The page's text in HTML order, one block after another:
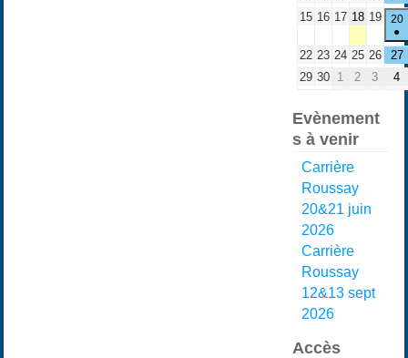
15 16 17 18 19
20
●
22 23 24 25 26
27
29 30 1 2 3 4
Evènement
s à venir
Carrière
Roussay
20&21 juin
2026
Carrière
Roussay
12&13 sept
2026
Accès